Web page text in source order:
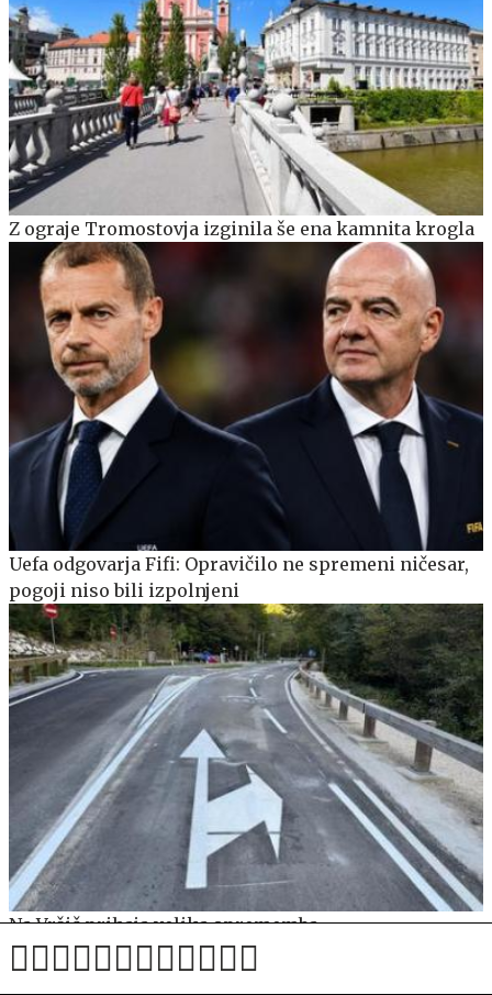
Z ograje Tromostovja izginila še ena kamnita krogla
Uefa odgovarja Fifi: Opravičilo ne spremeni ničesar,
pogoji niso bili izpolnjeni
Na Vršič prihaja velika sprememba